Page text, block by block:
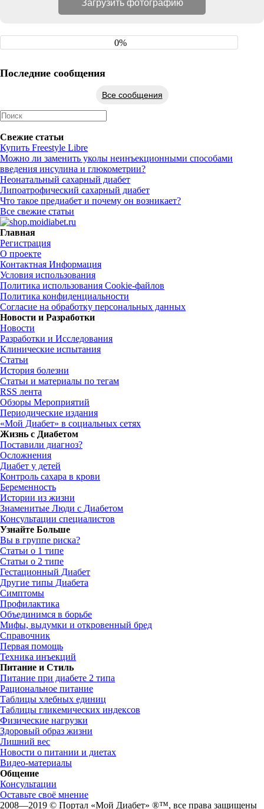
0%
Последние сообщения
Все сообщения
Свежие статьи
Купить Freestyle Libre
Можно ли заменить уколы неинъекционными способами
введения инсулина и глюкометрии?
Неонатальный сахарный диабет
Липоатрофический сахарный диабет
Что такое предиабет и почему он возникает?
Все свежие статьи
Главная
Регистрация
О проекте
Контактная Информация
Условия использования
Политика использования Cookie-файлов
Политика конфиденциальности
Согласие на обработку персональных данных
Новости и Разработки
Новости
Разработки и Исследования
Клинические испытания
Статьи
История болезни
Статьи и материалы по тегам
RSS лента
Обзоры Мероприятий
Периодические издания
«Мой Диабет» в социальных сетях
Жизнь с Диабетом
Поставили диагноз?
Осложнения
Диабет у детей
Контроль сахара в крови
Беременность
Истории из жизни
Знаменитые Люди с Диабетом
Консультации специалистов
Узнайте Больше
Вы в группе риска?
Статьи о 1 типе
Статьи о 2 типе
Гестационный Диабет
Другие типы Диабета
Симптомы
Профилактика
Объединимся в борьбе
Мифы, выдумки и откровенный бред
Справочник
Первая помощь
Техника инъекций
Питание и Стиль
Питание при диабете 2 типа
Рациональное питание
Таблицы хлебных единиц
Таблицы гликемических индексов
Физические нагрузки
Здоровый образ жизни
Лишний вес
Новости о питании и диетах
Видео-материалы
Общение
Консультации
Оставьте своё мнение
2008—2019 © Портал «Мой Диабет» ®™, все права защищены